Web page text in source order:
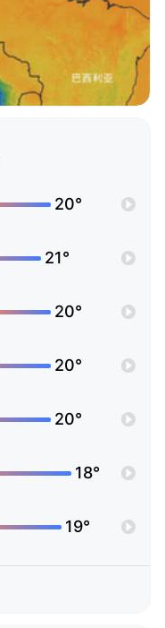
20°
21°
20°
20°
20°
18°
19°